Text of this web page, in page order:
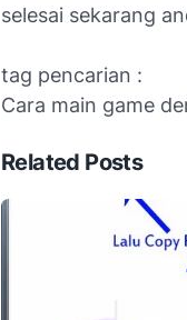
selesai sekarang
tag pencarian :
Cara main game
Related Posts